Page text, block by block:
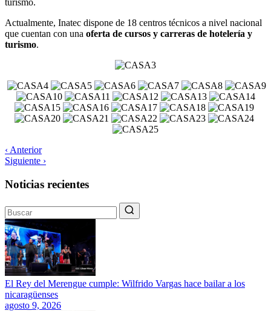
turismo.
Actualmente, Inatec dispone de 18 centros técnicos a nivel nacional
que cuentan con una oferta de cursos y carreras de hotelería y
turismo.
‹ Anterior
Siguiente ›
Noticias recientes
El Rey del Merengue cumple: Wilfrido Vargas hace bailar a los
nicaragüenses
agosto 9, 2026